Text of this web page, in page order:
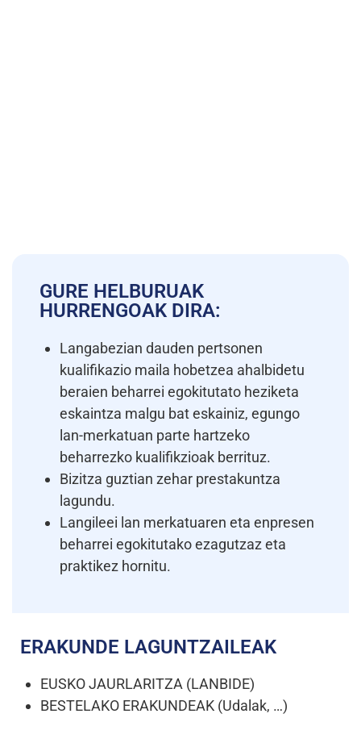
GURE HELBURUAK
HURRENGOAK DIRA:
Langabezian dauden pertsonen
kualifikazio maila hobetzea ahalbidetu
beraien beharrei egokitutato heziketa
eskaintza malgu bat eskainiz, egungo
lan-merkatuan parte hartzeko
beharrezko kualifikzioak berrituz.
Bizitza guztian zehar prestakuntza
lagundu.
Langileei lan merkatuaren eta enpresen
beharrei egokitutako ezagutzaz eta
praktikez hornitu.
ERAKUNDE LAGUNTZAILEAK
EUSKO JAURLARITZA (LANBIDE)
BESTELAKO ERAKUNDEAK (Udalak, …)